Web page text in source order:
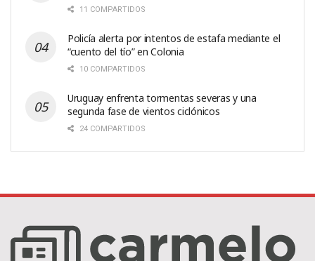
11 COMPARTIDOS
Policía alerta por intentos de estafa mediante el
“cuento del tío” en Colonia
10 COMPARTIDOS
Uruguay enfrenta tormentas severas y una
segunda fase de vientos ciclónicos
24 COMPARTIDOS